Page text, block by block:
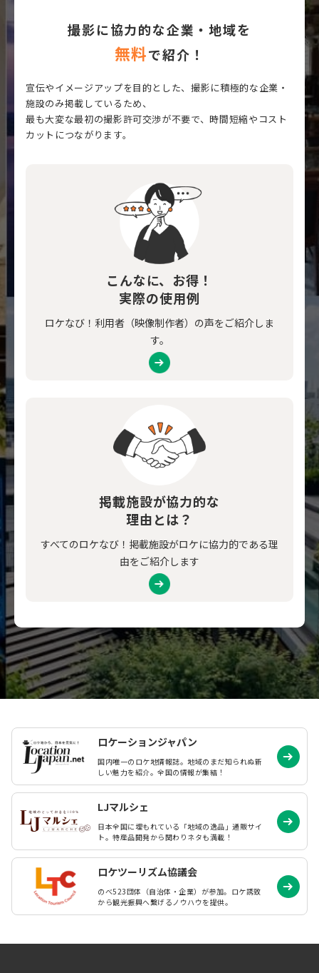
撮影に協力的な企業・地域を
無料で紹介！
宣伝やイメージアップを目的とした、撮影に積極的な企業・
施設のみ掲載しているため、
最も大変な最初の撮影許可交渉が不要で、時間短縮やコスト
カットにつながります。
こんなに、お得！
実際の使用例
ロケなび！利用者（映像制作者）の声をご紹介しま
す。
掲載施設が協力的な
理由とは？
すべてのロケなび！掲載施設がロケに協力的である理
由をご紹介します
ロケーションジャパン
国内唯一のロケ地情報誌。地域のまだ知られぬ新
しい魅力を紹介。全国の情報が集結！
LJマルシェ
日本全国に埋もれている「地域の逸品」通販サイ
ト。特産品開発から関わりネタも満載！
ロケツーリズム協議会
のべ523団体（自治体・企業）が参加。ロケ誘致
から観光振興へ繋げるノウハウを提供。